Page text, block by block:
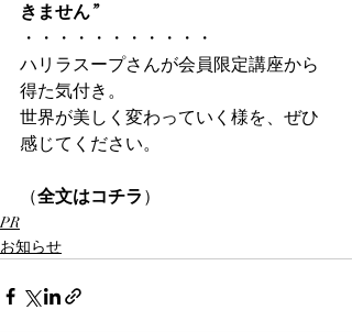
きません”
・・・・・・・・・・・
ハリラスープさんが会員限定講座から
得た気付き。
世界が美しく変わっていく様を、ぜひ
感じてください。
（全文はコチラ ）
PR
お知らせ